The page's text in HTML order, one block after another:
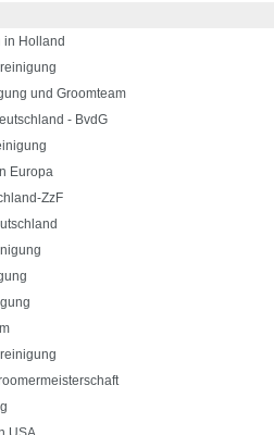
in Holland
und Groomteam
- BvdG
Europa
ZzF